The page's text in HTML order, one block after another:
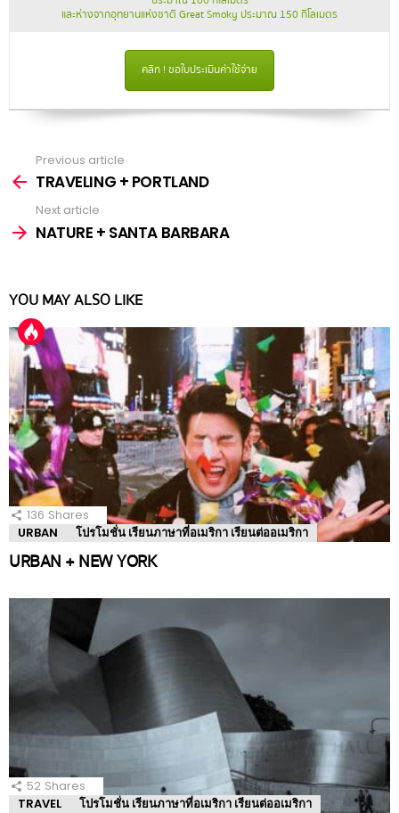
และห่างจากอุทยานแห่งชาติ Great Smoky ประมาณ 150 กิโลเมตร
คลิก ! ขอใบประเมินค่าใช้จ่าย
more
Previous article
TRAVELING + PORTLAND
Next article
NATURE + SANTA BARBARA
YOU MAY ALSO LIKE
136 Shares
URBAN
โปรโมชั่น เรียนภาษาที่อเมริกา เรียนต่ออเมริกา
URBAN + NEW YORK
52 Shares
TRAVEL
โปรโมชั่น เรียนภาษาที่อเมริกา เรียนต่ออเมริกา